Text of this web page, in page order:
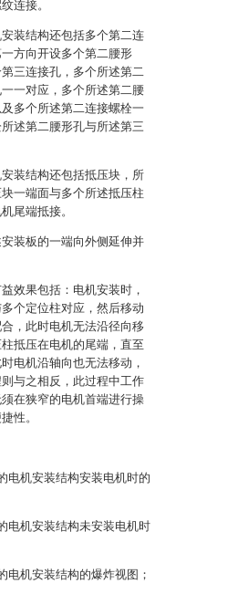
连接。
装结构还包括多个第二连
方向开设多个第二腰形
三连接孔，多个所述第二
一对应，多个所述第二腰
多个所述第二连接螺栓一
述第二腰形孔与所述第三
装结构还包括抵压块，所
一端面与多个所述抵压柱
尾端抵接。
装板的一端向外侧延伸并
效果包括：电机安装时，
个定位柱对应，然后移动
，此时电机无法沿径向移
抵压在电机的尾端，直至
电机沿轴向也无法移动，
与之相反，此过程中工作
在狭窄的电机首端进行操
性。
电机安装结构安装电机时的
电机安装结构未安装电机时
电机安装结构的爆炸视图；